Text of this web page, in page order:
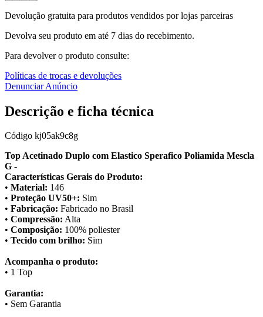
Devolução gratuita para produtos vendidos por lojas parceiras
Devolva seu produto em até 7 dias do recebimento.
Para devolver o produto consulte:
Políticas de trocas e devoluções
Denunciar Anúncio
Descrição e ficha técnica
Código kj05ak9c8g
Top Acetinado Duplo com Elastico Sperafico Poliamida Mescla
G -
Características Gerais do Produto:
• Material: 146
• Proteção UV50+: Sim
• Fabricação: Fabricado no Brasil
• Compressão: Alta
• Composição: 100% poliester
• Tecido com brilho: Sim
Acompanha o produto:
• 1 Top
Garantia:
• Sem Garantia